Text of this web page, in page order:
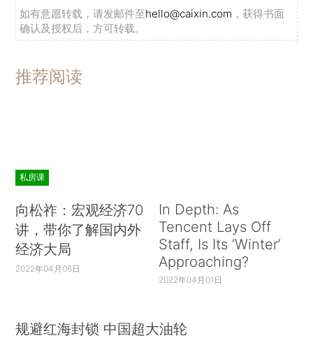
如有意愿转载，请发邮件至hello@caixin.com ，获得书面
确认及授权后，方可转载。
推荐阅读
私房课
向松祚：宏观经济70
讲，带你了解国内外
经济大局
2022年04月06日
In Depth: As
Tencent Lays Off
Staff, Is Its ‘Winter’
Approaching?
2022年04月01日
规避红海封锁 中国超大油轮